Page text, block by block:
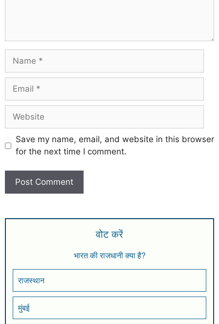
Save my name, email, and website in this browser
for the next time I comment.
वोट करें
भारत की राजधानी क्या है?
राजस्थान
मुंबई